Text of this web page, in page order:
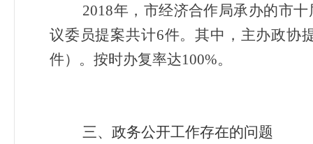
2018年，市经济合作局承办的市
议委员提案共计6件。其中，主办政协
件）。按时办复率达100%。
三、政务公开工作存在的问题